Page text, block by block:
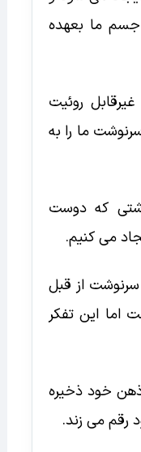
ما بعهده
روئیت
ما را به
که دوست
می کنیم.
از قبل
اما این تفکر
خود ذخیره
رقم می زند.